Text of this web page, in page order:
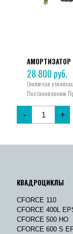
АМОРТИЗАТОР
28 800 руб.
- +
КВАДРОЦИКЛЫ
CFORCE 110
CFORCE 400L
CFORCE 500 HO
CFORCE 600 S